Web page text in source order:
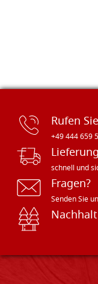
Rufen
+49 444 659
Lieferung
schnell und
Fragen?
Senden Sie